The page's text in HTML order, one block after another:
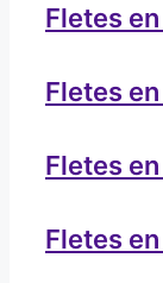
Fletes
Fletes
Fletes
Fletes